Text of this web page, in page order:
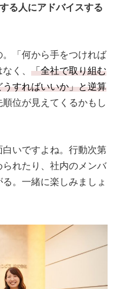
る人にアドバイスする
「何から手をつければ
く、 「全社で取り組む
すればいいか」と逆算
順位が見えてくるかもし
いですよね。行動次第
れたり、社内のメンバ
。一緒に楽しみましょ